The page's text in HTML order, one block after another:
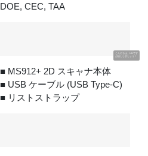
こんにちは、UUです
お話ししましょう！
DOE, CEC, TAA
■ MS912+ 2D スキャナ本体
■ USB ケーブル (USB Type-C)
■ リストストラップ